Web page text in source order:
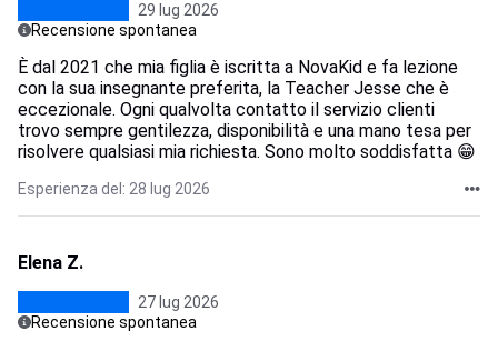
29 lug 2026
Recensione spontanea
È dal 2021 che mia figlia è iscritta a NovaKid e fa lezione
con la sua insegnante preferita, la Teacher Jesse che è
eccezionale. Ogni qualvolta contatto il servizio clienti
trovo sempre gentilezza, disponibilità e una mano tesa per
risolvere qualsiasi mia richiesta. Sono molto soddisfatta 😁
Esperienza del: 28 lug 2026
Elena Z.
27 lug 2026
Recensione spontanea